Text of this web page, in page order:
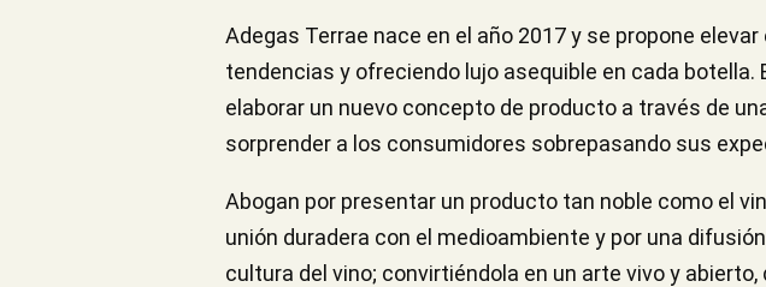
Adegas Terrae nace en el año 2017 y se propone
tendencias y ofreciendo lujo asequible en cada
elaborar un nuevo concepto de producto a través de
sorprender a los consumidores sobrepasando sus
Abogan por presentar un producto tan noble como el
unión duradera con el medioambiente y por una
cultura del vino; convirtiéndola en un arte vivo y